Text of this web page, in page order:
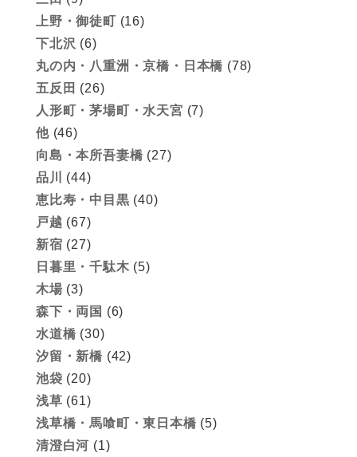
上野・御徒町 (16)
下北沢 (6)
丸の内・八重洲・京橋・日本橋 (78)
五反田 (26)
人形町・茅場町・水天宮 (7)
他(46)
向島・本所吾妻橋 (27)
品川
(44)
恵比寿・中目黒 (40)
戸越 (67)
新宿 (27)
日暮里・千駄木 (5)
木場 (3)
森下・両国 (6)
水道橋 (30)
汐留・新橋 (42)
池袋 (20)
浅草 (61)
浅草橋・馬喰町・東日本橋 (5)
清澄白河 (1)